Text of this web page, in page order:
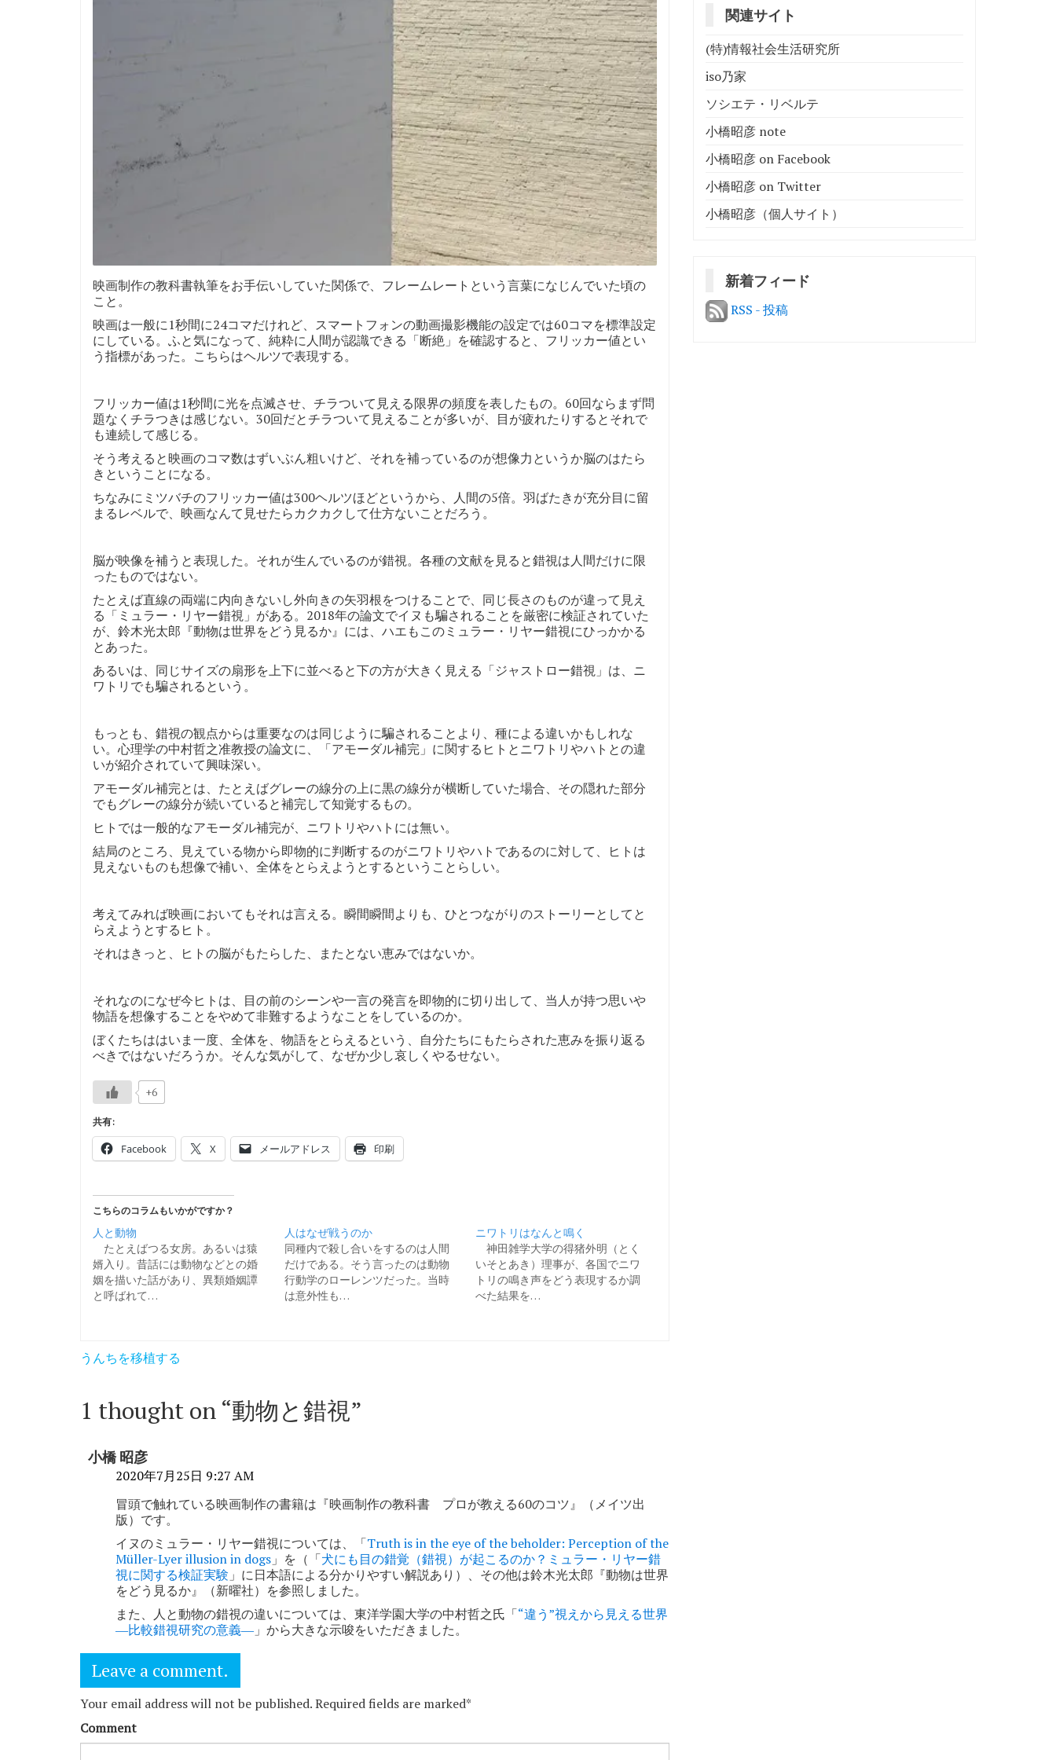
映画制作の教科書執筆をお手伝いしていた関係で、フレームレートという言葉になじんでいた頃の
こと。
映画は一般に1秒間に24コマだけれど、スマートフォンの動画撮影機能の設定では60コマを標準設定
にしている。ふと気になって、純粋に人間が認識できる「断絶」を確認すると、フリッカー値とい
う指標があった。こちらはヘルツで表現する。
フリッカー値は1秒間に光を点滅させ、チラついて見える限界の頻度を表したもの。60回ならまず問
題なくチラつきは感じない。30回だとチラついて見えることが多いが、目が疲れたりするとそれで
も連続して感じる。
そう考えると映画のコマ数はずいぶん粗いけど、それを補っているのが想像力というか脳のはたら
きということになる。
ちなみにミツバチのフリッカー値は300ヘルツほどというから、人間の5倍。羽ばたきが充分目に留
まるレベルで、映画なんて見せたらカクカクして仕方ないことだろう。
脳が映像を補うと表現した。それが生んでいるのが錯視。各種の文献を見ると錯視は人間だけに限
ったものではない。
たとえば直線の両端に内向きないし外向きの矢羽根をつけることで、同じ長さのものが違って見え
る「ミュラー・リヤー錯視」がある。2018年の論文でイヌも騙されることを厳密に検証されていた
が、鈴木光太郎『動物は世界をどう見るか』には、ハエもこのミュラー・リヤー錯視にひっかかる
とあった。
あるいは、同じサイズの扇形を上下に並べると下の方が大きく見える「ジャストロー錯視」は、ニ
ワトリでも騙されるという。
もっとも、錯視の観点からは重要なのは同じように騙されることより、種による違いかもしれな
い。心理学の中村哲之准教授の論文に、「アモーダル補完」に関するヒトとニワトリやハトとの違
いが紹介されていて興味深い。
アモーダル補完とは、たとえばグレーの線分の上に黒の線分が横断していた場合、その隠れた部分
でもグレーの線分が続いていると補完して知覚するもの。
ヒトでは一般的なアモーダル補完が、ニワトリやハトには無い。
結局のところ、見えている物から即物的に判断するのがニワトリやハトであるのに対して、ヒトは
見えないものも想像で補い、全体をとらえようとするということらしい。
考えてみれば映画においてもそれは言える。瞬間瞬間よりも、ひとつながりのストーリーとしてと
らえようとするヒト。
それはきっと、ヒトの脳がもたらした、またとない恵みではないか。
それなのになぜ今ヒトは、目の前のシーンや一言の発言を即物的に切り出して、当人が持つ思いや
物語を想像することをやめて非難するようなことをしているのか。
ぼくたちははいま一度、全体を、物語をとらえるという、自分たちにもたらされた恵みを振り返る
べきではないだろうか。そんな気がして、なぜか少し哀しくやるせない。
+6
共有:
Facebook X メールアドレス 印刷
こちらのコラムもいかがですか？
人と動物
たとえばつる女房。あるいは猿
婿入り。昔話には動物などとの婚
姻を描いた話があり、異類婚姻譚
と呼ばれて…
人はなぜ戦うのか
同種内で殺し合いをするのは人間
だけである。そう言ったのは動物
行動学のローレンツだった。当時
は意外性も…
ニワトリはなんと鳴く
神田雑学大学の得猪外明（とく
いそとあき）理事が、各国でニワ
トリの鳴き声をどう表現するか調
べた結果を…
投
ナ
ゲ
うんちを移植する
1 thought on “動物と錯視”
小橋 昭彦
2020年7月25日 9:27 AM
冒頭で触れている映画制作の書籍は『映画制作の教科書 プロが教える60のコツ』（メイツ出
版）です。
イヌのミュラー・リヤー錯視については、「Truth is in the eye of the beholder: Perception of the
Müller-Lyer illusion in dogs 」を（「犬にも目の錯覚（錯視）が起こるのか？ミュラー・リヤー錯
視に関する検証実験 」に日本語による分かりやすい解説あり）、その他は鈴木光太郎『動物は世界
をどう見るか』（新曜社）を参照しました。
また、人と動物の錯視の違いについては、東洋学園大学の中村哲之氏「“違う”視えから見える世界
―比較錯視研究の意義― 」から大きな示唆をいただきました。
Leave a comment.
Your email address will not be published. Required fields are marked*
Comment
関連サイト
(特)情報社会生活研究所
iso乃家
ソシエテ・リベルテ
小橋昭彦 note
小橋昭彦 on Facebook
小橋昭彦 on Twitter
小橋昭彦（個人サイト）
新着フィード
RSS - 投稿